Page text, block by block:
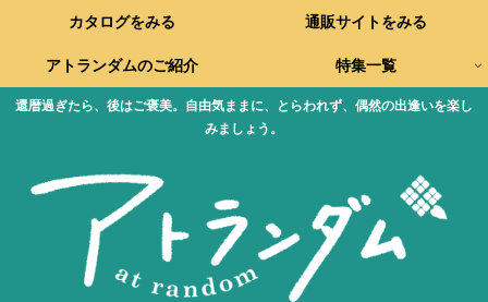
還暦過ぎたら、後はご褒美。自由気ままに、とらわれず、偶然の出逢いを楽し
みましょう。
カタログをみる 通販サイトをみる
アトランダムのご紹介 特集一覧